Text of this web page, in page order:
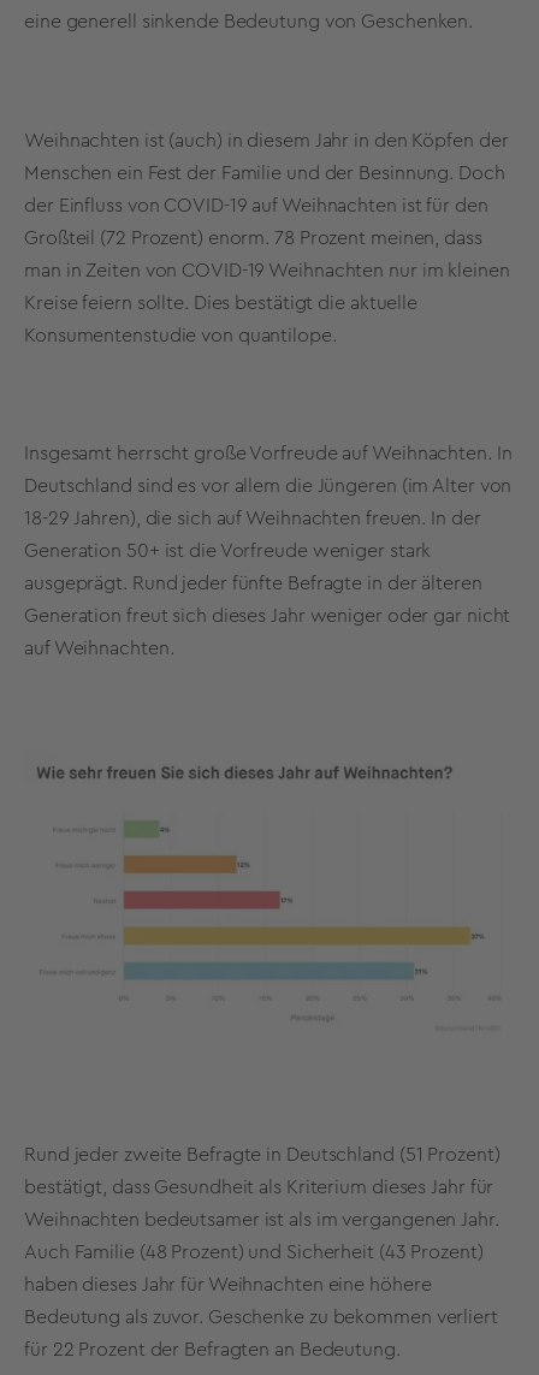
eine generell sinkende Bedeutung von Geschenken.
Weihnachten ist (auch) in diesem Jahr in den Köpfen der
Menschen ein Fest der Familie und der Besinnung. Doch
der Einfluss von COVID-19 auf Weihnachten ist für den
Großteil (72 Prozent) enorm. 78 Prozent meinen, dass
man in Zeiten von COVID-19 Weihnachten nur im kleinen
Kreise feiern sollte. Dies bestätigt die aktuelle
Konsumentenstudie von quantilope.
Insgesamt herrscht große Vorfreude auf Weihnachten. In
Deutschland sind es vor allem die Jüngeren (im Alter von
18-29 Jahren), die sich auf Weihnachten freuen. In der
Generation 50+ ist die Vorfreude weniger stark
ausgeprägt. Rund jeder fünfte Befragte in der älteren
Generation freut sich dieses Jahr weniger oder gar nicht
auf Weihnachten.
Rund jeder zweite Befragte in Deutschland (51 Prozent)
bestätigt, dass Gesundheit als Kriterium dieses Jahr für
Weihnachten bedeutsamer ist als im vergangenen Jahr.
Auch Familie (48 Prozent) und Sicherheit (43 Prozent)
haben dieses Jahr für Weihnachten eine höhere
Bedeutung als zuvor. Geschenke zu bekommen verliert
für 22 Prozent der Befragten an Bedeutung.